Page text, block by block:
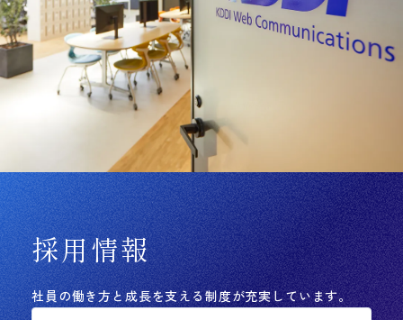
採用情報
社員の働き方と成長を支える制度が充実しています。